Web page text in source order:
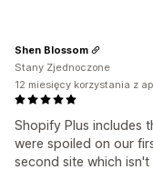
Shopify Plus includes
were spoiled on our
second site which
Shen Blossom
Stany Zjednoczone
12 miesięcy korzystania z